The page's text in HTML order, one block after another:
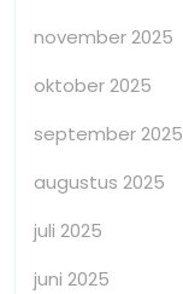
november 2025
oktober 2025
september 2025
augustus 2025
juli 2025
juni 2025